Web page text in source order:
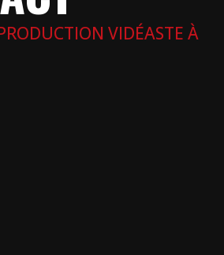
VIDÉASTE À